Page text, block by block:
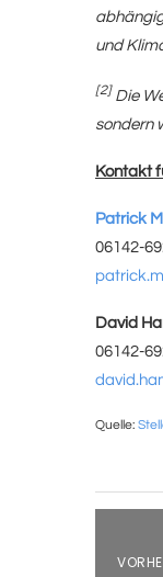
und
[2] Die
sondern
Kontakt
06142-
06142-
Quelle: